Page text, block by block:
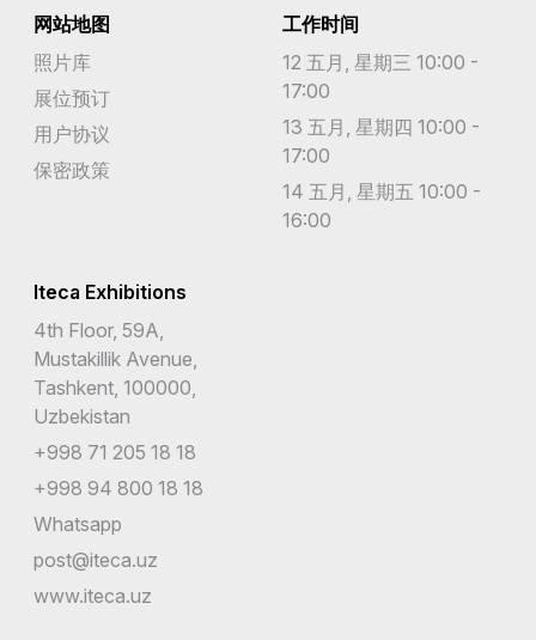
网站地图
照片库
展位预订
用户协议
保密政策
工作时间
12 五月, 星期三 10:00 -
17:00
13 五月, 星期四 10:00 -
17:00
14 五月, 星期五 10:00 -
16:00
Iteca Exhibitions
4th Floor, 59A,
Mustakillik Avenue,
Tashkent, 100000,
Uzbekistan
+998 71 205 18 18
+998 94 800 18 18
Whatsapp
post@iteca.uz
www.iteca.uz